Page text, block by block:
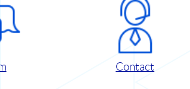
Contact